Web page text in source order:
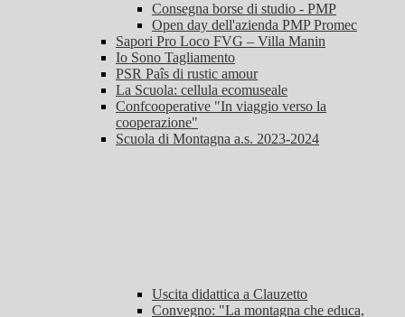
Consegna borse di studio - PMP
Open day dell'azienda PMP Promec
Sapori Pro Loco FVG – Villa Manin
Io Sono Tagliamento
PSR Paîs di rustic amour
La Scuola: cellula ecomuseale
Confcooperative "In viaggio verso la
cooperazione"
Scuola di Montagna a.s. 2023-2024
Uscita didattica a Clauzetto
Convegno: "La montagna che educa,